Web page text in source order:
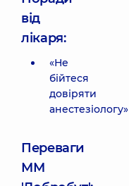
від
лікаря:
«Не
бійтеся
довіряти
анестезіологу»
Переваги
ММ